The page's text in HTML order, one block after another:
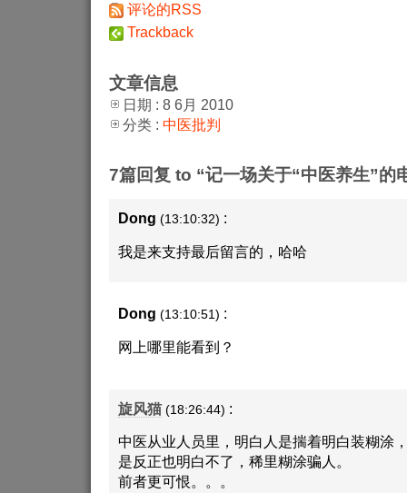
评论的RSS
Trackback
文章信息
日期 : 8 6月 2010
分类 : 中医批判
7篇回复 to “记一场关于“中医养生”的
Dong (13:10:32) :
我是来支持最后留言的，哈哈
Dong (13:10:51) :
网上哪里能看到？
旋风猫 (18:26:44) :
中医从业人员里，明白人是揣着明白装糊涂
是反正也明白不了，稀里糊涂骗人。
前者更可恨。。。